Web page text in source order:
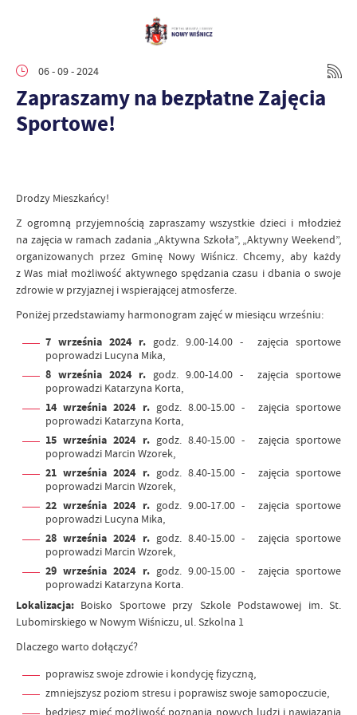
06 - 09 - 2024
Zapraszamy na bezpłatne Zajęcia
Sportowe!
Drodzy Mieszkańcy!
Z ogromną przyjemnością zapraszamy wszystkie dzieci i młodzież
na zajęcia w ramach zadania „Aktywna Szkoła”, „Aktywny Weekend”,
organizowanych przez Gminę Nowy Wiśnicz. Chcemy, aby każdy
z Was miał możliwość aktywnego spędzania czasu i dbania o swoje
zdrowie w przyjaznej i wspierającej atmosferze.
Poniżej przedstawiamy harmonogram zajęć w miesiącu wrześniu:
7 września 2024 r. godz. 9.00-14.00 - zajęcia sportowe
poprowadzi Lucyna Mika,
8 września 2024 r. godz. 9.00-14.00 - zajęcia sportowe
poprowadzi Katarzyna Korta,
14 września 2024 r.godz. 8.00-15.00 - zajęcia sportowe
poprowadzi Katarzyna Korta,
15 września 2024 r.godz. 8.40-15.00 - zajęcia sportowe
poprowadzi Marcin Wzorek,
21 września 2024 r. godz. 8.40-15.00 - zajęcia sportowe
poprowadzi Marcin Wzorek,
22 września 2024 r. godz. 9.00-17.00 - zajęcia sportowe
poprowadzi Lucyna Mika,
28 września 2024 r.godz. 8.40-15.00 - zajęcia sportowe
poprowadzi Marcin Wzorek,
29 września 2024 r.godz. 9.00-15.00 - zajęcia sportowe
poprowadzi Katarzyna Korta.
Lokalizacja: Boisko Sportowe przy Szkole Podstawowej im. St.
Lubomirskiego w Nowym Wiśniczu, ul. Szkolna 1
Dlaczego warto dołączyć?
poprawisz swoje zdrowie i kondycję fizyczną,
zmniejszysz poziom stresu i poprawisz swoje samopoczucie,
będziesz mieć możliwość poznania nowych ludzi i nawiązania